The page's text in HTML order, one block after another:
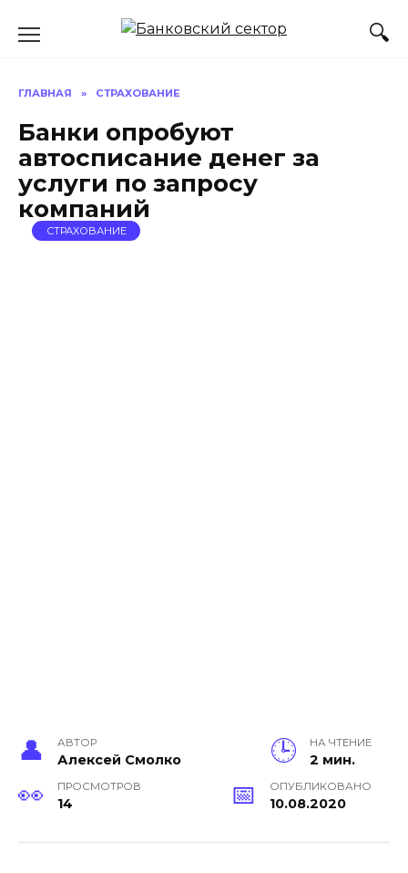
ГЛАВНАЯ » СТРАХОВАНИЕ
Банки опробуют
автосписание денег за
услуги по запросу
компаний
СТРАХОВАНИЕ
АВТОР
Алексей Смолко
НА ЧТЕНИЕ
2 мин.
ПРОСМОТРОВ
14
ОПУБЛИКОВАНО
10.08.2020